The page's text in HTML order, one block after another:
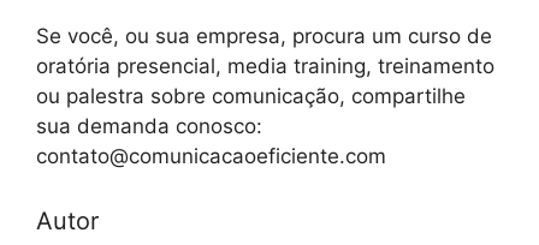
Se você, ou sua empresa, procura um curso de
oratória presencial, media training, treinamento
ou palestra sobre comunicação, compartilhe
sua demanda conosco:
contato@comunicacaoeficiente.com
Autor